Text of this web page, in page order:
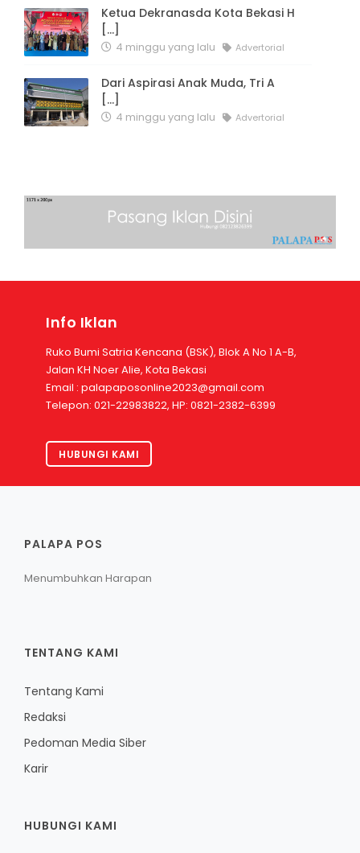
Ketua Dekranasda Kota Bekasi H
[...]
4 minggu yang lalu Advertorial
Dari Aspirasi Anak Muda, Tri A
[...]
4 minggu yang lalu Advertorial
Info Iklan
Ruko Bumi Satria Kencana (BSK), Blok A No 1 A-B,
Jalan KH Noer Alie, Kota Bekasi
Email : palapaposonline2023@gmail.com
Telepon: 021-22983822, HP: 0821-2382-6399
HUBUNGI KAMI
PALAPA POS
Menumbuhkan Harapan
TENTANG KAMI
Tentang Kami
Redaksi
Pedoman Media Siber
Karir
HUBUNGI KAMI